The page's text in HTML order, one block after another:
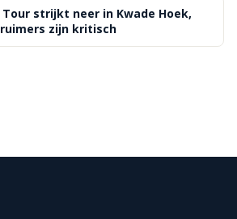
Tour strijkt neer in Kwade Hoek,
zijn kritisch